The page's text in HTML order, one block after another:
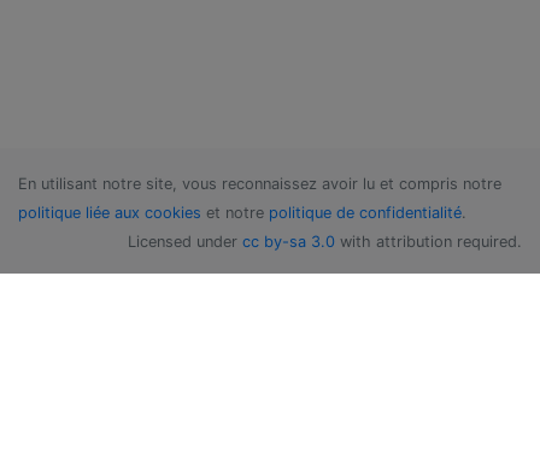
En utilisant notre site, vous reconnaissez avoir lu et compris notre
politique liée aux cookies et notre politique de confidentialité.
Licensed under cc by-sa 3.0 with attribution required.